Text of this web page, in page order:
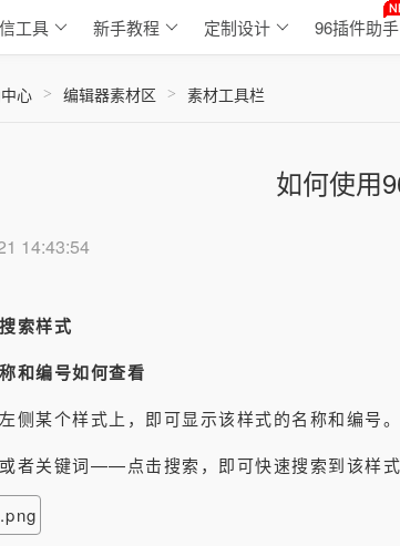
工具 新手教程 定制设计 96插件助手
心 > 编辑器素材区 > 素材工具栏
如何使用
14:43:54
索样式
和编号如何查看
侧某个样式上，即可显示该样式的名称和编号。
者关键词——点击搜索，即可快速搜索到该样式